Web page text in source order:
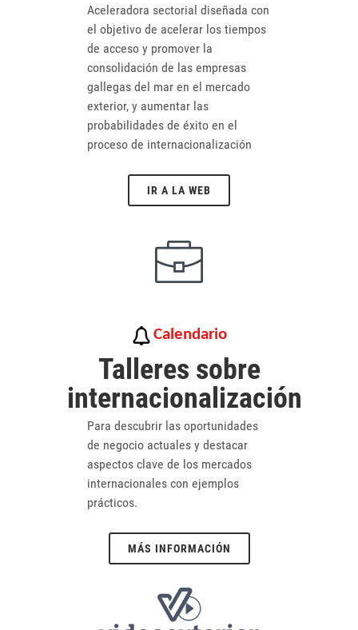
Aceleradora sectorial diseñada con
el objetivo de acelerar los tiempos
de acceso y promover la
consolidación de las empresas
gallegas del mar en el mercado
exterior, y aumentar las
probabilidades de éxito en el
proceso de internacionalización
IR A LA WEB
Calendario
Talleres sobre
internacionalización
Para descubrir las oportunidades
de negocio actuales y destacar
aspectos clave de los mercados
internacionales con ejemplos
prácticos.
MÁS INFORMACIÓN